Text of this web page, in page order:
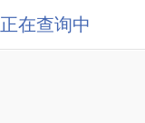
正在查询中